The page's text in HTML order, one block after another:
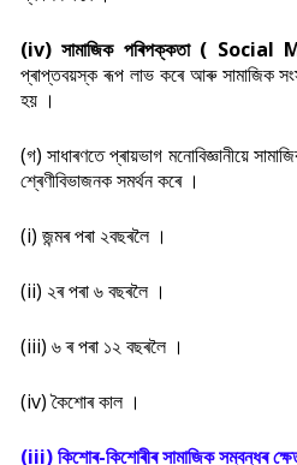
(iv) সামাজিক পৰিপক্কতা (
প্ৰাপ্তবয়স্ক ৰূপ লাভ কৰে আৰু সামাজিক
হয় ।
(গ) সাধাৰণতে প্ৰায়ভাগ মনোবিজ্ঞানীয়ে
শ্ৰেণীবিভাজনক সমৰ্থন কৰে ।
(i) জন্মৰ পৰা ২বছৰলৈ ।
(ii) ২ৰ পৰা ৬ বছৰলৈ ।
(iii) ৬ ৰ পৰা ১২ বছৰলৈ ।
(iv) কৈশোৰ কাল ।
(iii) কিশোৰ-কিশোৰীৰ সামাজিক সম্বন্ধৰ